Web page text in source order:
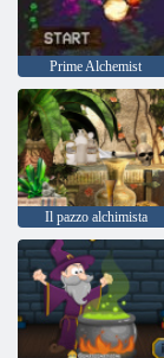
Prime Alchemist
Il pazzo alchimista